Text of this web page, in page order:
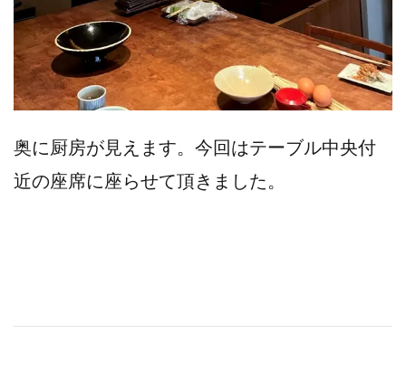
奥に厨房が見えます。今回はテーブル中央付
近の座席に座らせて頂きました。